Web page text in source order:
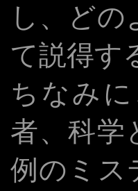
し、ど
て説得す
ちなみ
者、科学
例のミス